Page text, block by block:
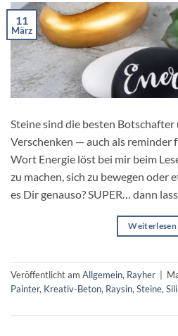
11
März
Steine sind die besten
Verschenken — auch als reminder
Wort Energie löst bei mir beim
zu machen, sich zu bewegen oder
es Dir genauso? SUPER… dann
Weiterlesen
Veröffentlicht am Allgemein, Rayher |
Painter, Kreativ-Beton, Raysin, Steine,